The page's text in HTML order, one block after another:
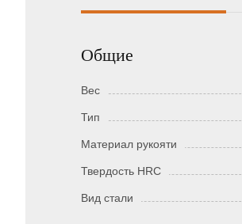
Общие
Вес
Тип
Материал рукояти
Твердость HRC
Вид стали